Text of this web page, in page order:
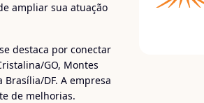
ampliar sua atuação
destaca por conectar
GO, Montes
DF. A empresa
de melhorias.